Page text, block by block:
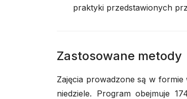
praktyki przedstawionych
Zastosowane metody
Zajęcia prowadzone są w
niedziele. Program obejmuje